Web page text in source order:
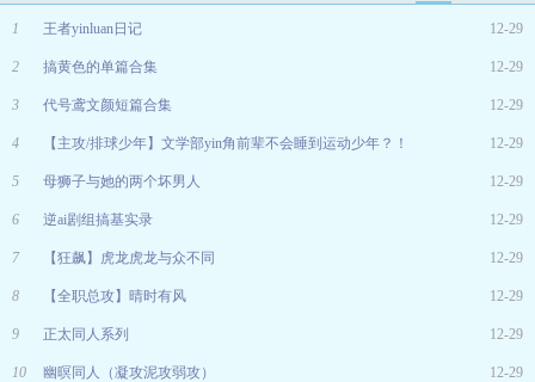
1 王者yinluan日记 12-29
2 搞黄色的单篇合集 12-29
3 代号鸢文颜短篇合集 12-29
4 【主攻/排球少年】文学部yin角前辈不会睡到运动少年？！ 12-29
5 母狮子与她的两个坏男人 12-29
6 逆ai剧组搞基实录 12-29
7 【狂飙】虎龙虎龙与众不同 12-29
8 【全职总攻】晴时有风 12-29
9 正太同人系列 12-29
10 幽暝同人（凝攻泥攻弱攻） 12-29